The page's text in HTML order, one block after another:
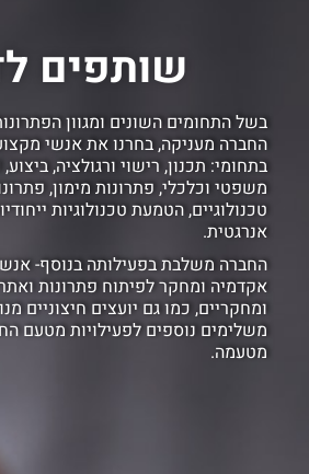
שותפים
בשל התחומים השונים ומגוון
החברה מעניקה, בחרנו את אנשי
בתחומי: תכנון, רישוי ורגולציה, ביצוע,
משפטי וכלכלי, פתרונות מימון,
טכנולוגיים, הטמעת טכנולוגיות
אנרגטית.
החברה משלבת בפעילותה בנוסף-
אקדמיה ומחקר לפיתוח פתרונות
ומחקריים, כמו גם יועצים חיצוניים
משלימים נוספים לפעילויות מטעם
מטעמה.